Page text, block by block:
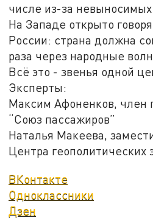
числе из-за невыносимых
На Западе открыто
России: страна должна
раза через народные
Всё это - звенья одной
Эксперты:
Максим Афоненков, член
“Союз пассажиров”
Наталья Макеева,
Центра геополитических
ВКонтакте
Одноклассники
Дзен